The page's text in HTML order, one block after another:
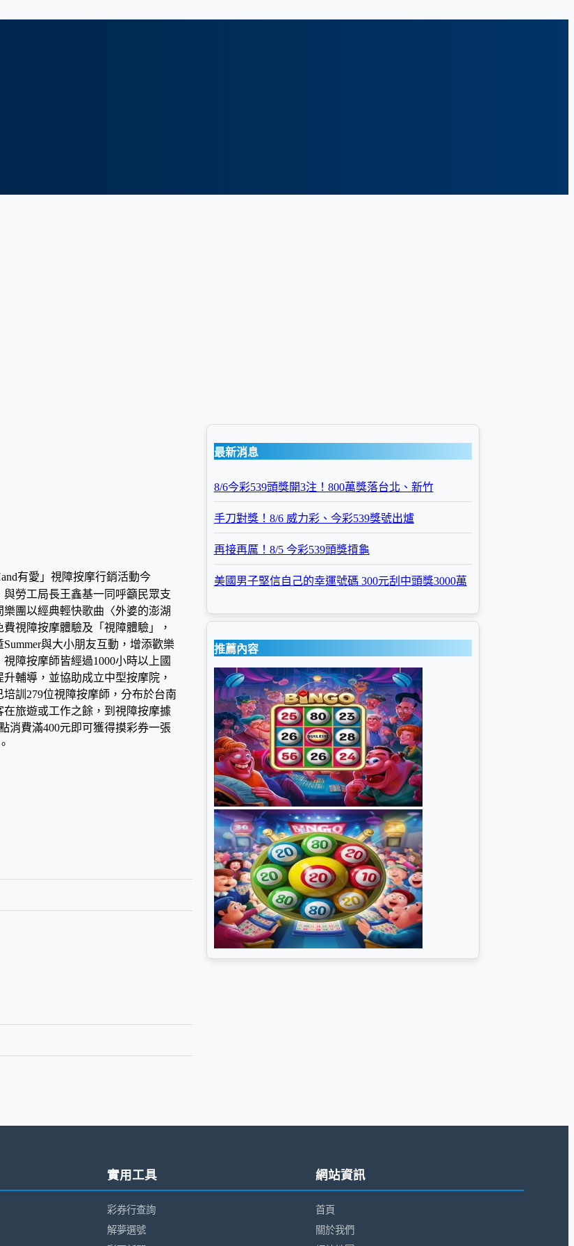
有愛」視障按摩行銷活動今
與勞工局長王鑫基一同呼籲民眾支
團以經典輕快歌曲〈外婆的澎湖
視障按摩體驗及「視障體驗」，
與大小朋友互動，增添歡樂
障按摩師皆經過1000小時以上國
輔導，並協助成立中型按摩院，
訓279位視障按摩師，分布於台南
旅遊或工作之餘，到視障按摩據
消費滿400元即可獲得摸彩券一張
最新消息
8/6今彩539頭獎開3注！800萬獎落台北、新竹
手刀對獎！8/6 威力彩、今彩539獎號出爐
再接再厲！8/5 今彩539頭獎摃龜
美國男子堅信自己的幸運號碼 300元刮中頭獎3000萬
推薦內容
實用工具
彩券行查詢
解夢選號
網站資訊
首頁
關於我們